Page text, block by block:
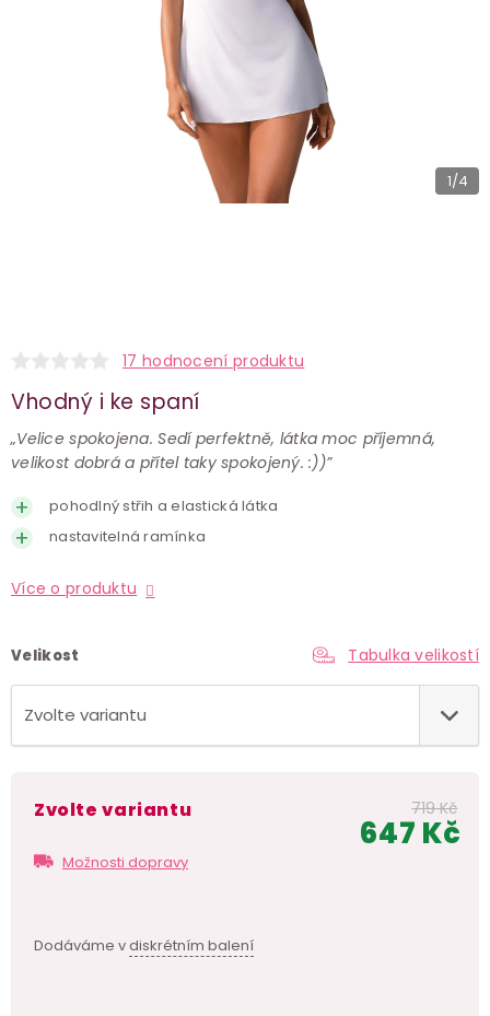
1/4
17 hodnocení produktu
Vhodný i ke spaní
„Velice spokojena. Sedí perfektně, látka moc příjemná,
velikost dobrá a přítel taky spokojený. :))”
pohodlný střih a elastická látka
nastavitelná ramínka
Více o produktu
Velikost Tabulka velikostí
Zvolte variantu
Možnosti dopravy
Dodáváme vdiskrétním balení
719 Kč
647 Kč